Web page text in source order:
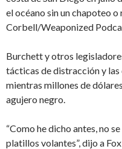
el océano sin un chapoteo
Corbell/Weaponized
Burchett y otros
tácticas de distracción y
mientras millones de
agujero negro.
“Como he dicho antes, no
platillos volantes”, dijo a